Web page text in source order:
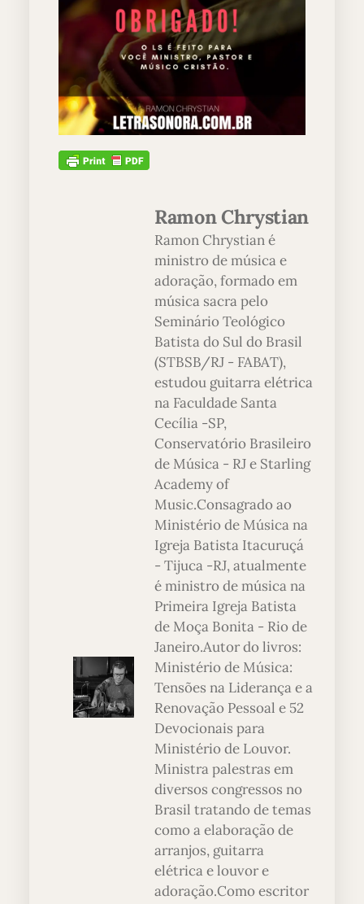
Ramon Chrystian
Ramon Chrystian é
ministro de música e
adoração, formado em
música sacra pelo
Seminário Teológico
Batista do Sul do Brasil
(STBSB/RJ - FABAT),
estudou guitarra elétrica
na Faculdade Santa
Cecília -SP,
Conservatório Brasileiro
de Música - RJ e Starling
Academy of
Music.Consagrado ao
Ministério de Música na
Igreja Batista Itacuruçá
- Tijuca -RJ, atualmente
é ministro de música na
Primeira Igreja Batista
de Moça Bonita - Rio de
Janeiro.Autor do livros:
Ministério de Música:
Tensões na Liderança e a
Renovação Pessoal e 52
Devocionais para
Ministério de Louvor.
Ministra palestras em
diversos congressos no
Brasil tratando de temas
como a elaboração de
arranjos, guitarra
elétrica e louvor e
adoração.Como escritor